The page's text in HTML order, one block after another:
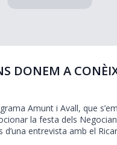
DONEM A
Amunt i Avall, que
la festa dels
d’una entrevista amb el